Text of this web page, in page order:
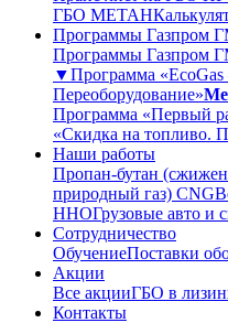
ГБО МЕТАН
Программы Газпром
Программы Газпром
▼Программа
Переоборудование»
Программа «Первый
«Скидка на топливо.
Наши работы
Пропан-бутан
природный газ) CNG
ННОГрузовые авто и
Сотрудничество
ОбучениеПоставки
Акции
Все акцииГБО в
Контакты